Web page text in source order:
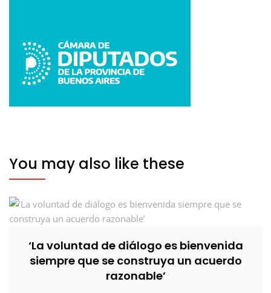
You may also like these
‘La voluntad de diálogo es bienvenida
siempre que se construya un acuerdo
razonable’